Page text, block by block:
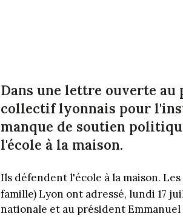
Dans une lettre ouverte au
collectif lyonnais pour
manque de soutien
l'école à la maison.
Ils défendent l'école à la maison.
famille) Lyon ont adressé, lundi 17
nationale et au président